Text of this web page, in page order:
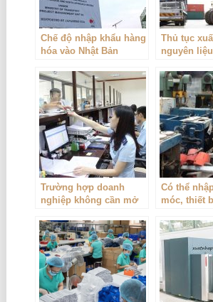
Chế độ nhập khẩu hàng
hóa vào Nhật Bản
Thủ tục
nguyên
khẩu sản
công
Trường hợp doanh
nghiệp không cần mở
Có thể
móc, thiết
kiện